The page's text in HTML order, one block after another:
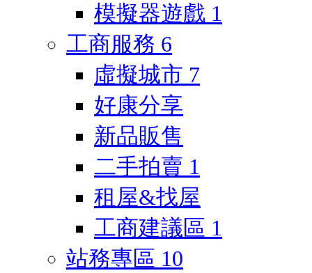
模擬器遊戲 1
工商服務 6
虛擬城市 7
好康分享
新品販售
二手拍賣 1
租屋&找屋
工商建議區 1
站務專區 10